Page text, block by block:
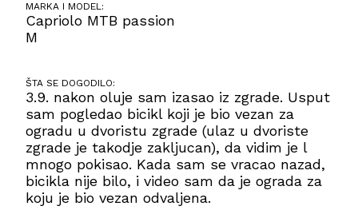
MARKA I MODEL:
Capriolo MTB passion
M
ŠTA SE DOGODILO:
3.9. nakon oluje sam izasao iz zgrade. Usput
sam pogledao bicikl koji je bio vezan za
ogradu u dvoristu zgrade (ulaz u dvoriste
zgrade je takodje zakljucan), da vidim je l
mnogo pokisao. Kada sam se vracao nazad,
bicikla nije bilo, i video sam da je ograda za
koju je bio vezan odvaljena.